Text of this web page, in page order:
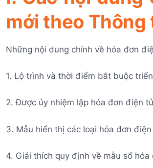
mới theo Thông
Những nội dung chính về hóa đơn
1. Lộ trình và thời điểm bắt buộc
2. Được ủy nhiệm lập hóa đơn điện
3. Mẫu hiển thị các loại hóa đơn
4. Giải thích quy định về mẫu số